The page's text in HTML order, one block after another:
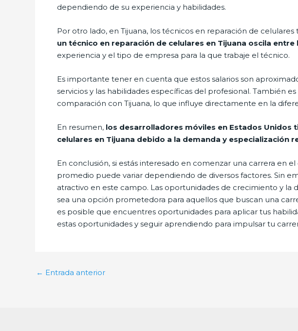
dependiendo de su experiencia y habilidades.
Por otro lado, en Tijuana, los técnicos en reparación de
un técnico en reparación de celulares en Tijuana oscila
experiencia y el tipo de empresa para la que trabaje el técnico.
Es importante tener en cuenta que estos salarios son
servicios y las habilidades específicas del profesional. También
comparación con Tijuana, lo que influye directamente en la
En resumen, los desarrolladores móviles en Estados Unidos
celulares en Tijuana debido a la demanda y
En conclusión, si estás interesado en comenzar una carrera en
promedio puede variar dependiendo de diversos factores. Sin
atractivo en este campo. Las oportunidades de crecimiento y
sea una opción prometedora para aquellos que buscan una
es posible que encuentres oportunidades para aplicar tus
estas oportunidades y seguir aprendiendo para impulsar tu
← Entrada anterior